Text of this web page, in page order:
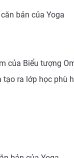
bản của Yoga
của Biểu tượng
tạo ra lớp học phù